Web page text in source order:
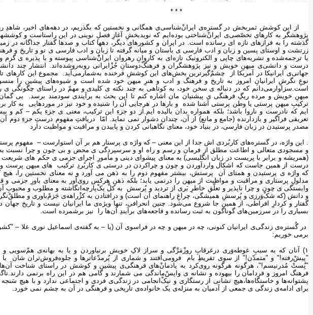
* * *
از این کوشش ثمربخش در گستره‌‌ی ایران‌ْشناسی‌ی همگانی و نخستین که بگذریم، در دهه‌های اخیر، شاهدِ
پژوهشگر به کارهای تخصّصی‌ی ایرانْ‌شناختی بوده‌ایم که نویدبخشِ آغازِ فصلِ نوینی در این راستاست و
گذشته را به فرازهای تازه ای رسانده است. در ایران و کشورهای دیگر، دهها کتاب و صدها گفتار جداگانه در
زرتشت و اوستای پسین و زبان و ادب فارسی ی باستان و میانه گرفته تا زبان و ادب فارسی ی نو و تاریخ و
یا ترجمه‌شده و نشریه‌های چاپی و الکترونیک تازه‌ای به کاروانِ رهروان ایران‌ْْشناسی پیوسته و با پذیره ی گرم
درست و دانشی‌ی میهنِ خویش و نیز پژوهشگران و فرهنگْ‌دوستانِ جُزْایرانی روبه‌روشده‌اند. انتشار چند
جهانی‌ی ایرانیکا در آمریکا از چشمْ‌گیرترین بخش‌های این کوششِ فرخنده به‌شمارمی‌آید. مجموع این کارهای
نوعِ نگرشِ ایرانیانِ امروز به تاریخ و فرهنگ و ادب و هنرِ میهن خود شده است و شیوه‌های پیشین را
است.سزاوارمی‌دانم که در دنباله ی سخن خود، به کوتاهی به چند نکته ی کلیدی و مهمّ در راستای چگونگی ی
میهنِ خویش و مرده ریگِ فرهنگی ی پیشنیان مان اشاره کنم تا این بحث به برآیندی سودمند برسد. بی
ترکیبِ میهن پرستی یا وطن پرستی آشنا شده و بارها در هرجایی آن را شنیده و خود نیز در موردهایی به کار
ایم که نادرست و ناروا باشد؛ بلکه همواره بدان بالیده ایم.از دو جزءِ این ترکیب، معنی ی جزءِ یکم –
تعریفی فراگیر و بازدارنده (جامع و مانع) از آن، چندان دشوار نمی نماید. امّا دریافتِ مفهوم درستِ جزءِ دوم
مصدر پرستیدن در زبان فارسی، در بنیاد خود، معنای نگاهبانی کردن و پاییدن و مراقبت و مواظبت دارد
. این واژه، در گستره‌های کاربُردی اش جدا از این معنی – که واژه ی پرستار هم بر آن استوارست – مفهوم
و مسجودی متعالی و اطاعت مطلق از فرمان و رسم و راه او و سرسپردگی ی محض و بی چون و چرا نسبت به
(همریشه و برابر با پریست در زبان انگلیسی) به معنای پیشوای دینی و مأمورِ اجرای جزمی ی حکم های شریعت
درست از همین جاست که اشکال واردآوردن و چون و چراکردن در درستی ی کاربُردِ ترکیب های میهن پرست
که واژه ی پرستیدن و همتای آن پرستش، بیشتر مفهوم دوم را به ذهن می آورد و نه معنای نخستین را،
مدلولِ پرستاری و مراقبت و مواظبت از میهن را درنمی یابد؛ بلکه ذهنِ هرکس روی‌آور به معنای باورِ جزمی
وابستگی ی چون و چرا ناپذیر و تعلّقِ خاطرِ بَری از تردید و پُرسش به کلِّ یکْ‌پارچه‌انگاشته و مطلوب و
و دانش (که شکْ‌وَرزی و پُرسشِ همیشگی، چراغِ راهنمای آن است) و درافتادن به کژْراهه‌ی جَزمْ‌باوری و
گفتار و کردارِ افراطی، از همین جا شروع می‌شود. چنین انحرافی، تنها ویژه‌ی ما ایرانیان نیست و تاریخ
بسیاری را در سرزمین‌های گوناگون به ثبت رسانده و فاجعه‌های برآیندِ آن‌ها را نیز برشمرده است.
در گُستره‌ی زندگی‌ی ایرانیان کنونی، چه در میهن و چه در فراسوی آن (یا – به گفته‌ی اسماعیل نوری علا –
برمی خوریم:
١) آنان که به سببِ غوطه‌وَری درغرقابِ روزْمَرِّگی و سراز لاکِ خویش برنیاوردن و یا به بهانه‌ی همْ‌سویی
"پیشْ‌رفته!" و "متمدّن!" از سوی تفریطِ بام فرومی‌افتند و شماری از پُرمدّعاترها و جلوه‌فروش‌تران شان
"پُستْ مُدرنیسم!"، هرگونه هرگونه روی‌کرد به یادمانْ‌های فرهنگی‌ی پیشین و کوشش در راستای شناخت آن‌ها
پشتوانه‌ها و خاستگاه‌ها،هیچ نشانی از رستگاری و نیکْ‌انجامی در زندگی‌ی فردی و اجتماعی ندارد و با هیچ
برای ادامه‌ی زندگی ی جمعی از آدمیان به منزله‌ی یک خانواده‌ی تاریخی و فرهنگی در آن به چشم نمی خورد.